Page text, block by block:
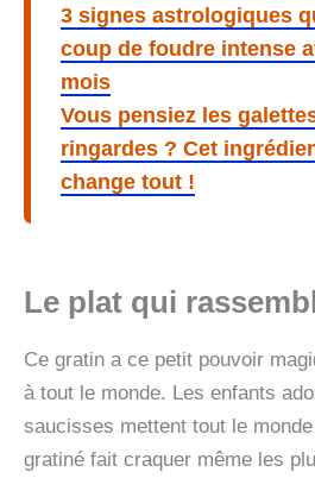
3 signes astrologiques
coup de foudre intense
mois
Vous pensiez les
ringardes ? Cet
change tout !
Le plat qui
Ce gratin a ce petit pouvoir
à tout le monde. Les enfants
saucisses mettent tout le
gratiné fait craquer même les